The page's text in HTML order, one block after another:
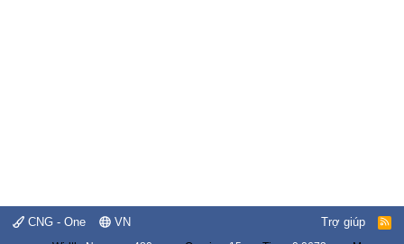
CNG - One VN Trợ giúp
R